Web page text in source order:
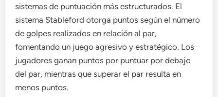
sistemas de puntuación más estructurados. El
sistema Stableford otorga puntos según el número
de golpes realizados en relación al par,
fomentando un juego agresivo y estratégico. Los
jugadores ganan puntos por puntuar por debajo
del par, mientras que superar el par resulta en
menos puntos.